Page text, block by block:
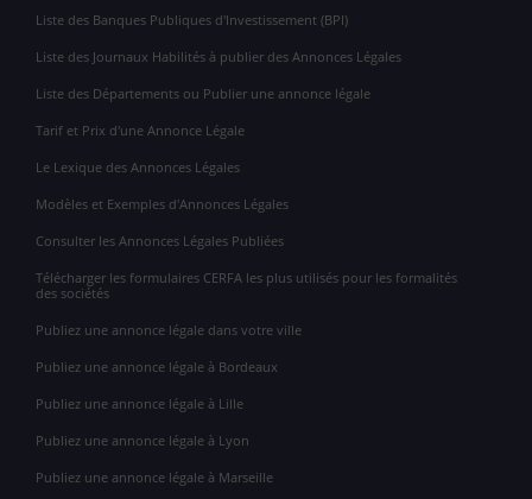
Liste des Banques Publiques d'Investissement (BPI)
Liste des Journaux Habilités à publier des Annonces Légales
Liste des Départements ou Publier une annonce légale
Tarif et Prix d'une Annonce Légale
Le Lexique des Annonces Légales
Modèles et Exemples d'Annonces Légales
Consulter les Annonces Légales Publiées
Télécharger les formulaires CERFA les plus utilisés pour les formalités
des sociétés
Publiez une annonce légale dans votre ville
Publiez une annonce légale à Bordeaux
Publiez une annonce légale à Lille
Publiez une annonce légale à Lyon
Publiez une annonce légale à Marseille